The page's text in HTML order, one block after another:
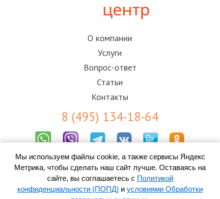
О компании
Услуги
Вопрос-ответ
Статьи
Контакты
8 (495) 134-18-64
Результаты СОУТ
Пользовательское соглашение
Политика конфиденциальности (ПОПД)
Согласие на обработку персональных данных
Мы используем файлы cookie, а также сервисы Яндекс
Метрика, чтобы сделать наш сайт лучше. Оставаясь на
сайте, вы соглашаетесь с Политикой
конфиденциальности (ПОПД) и условиями Обработки